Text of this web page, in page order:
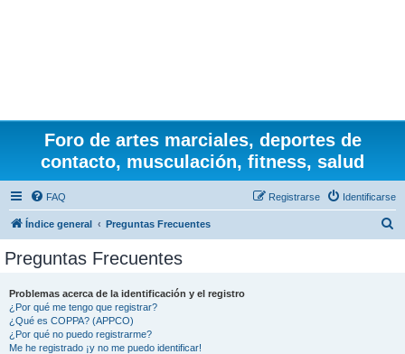
Foro de artes marciales, deportes de
contacto, musculación, fitness, salud
FAQ Identificarse
Registrarse
Índice general Preguntas Frecuentes
Preguntas Frecuentes
Problemas acerca de la identificación y el registro
¿Por qué me tengo que registrar?
¿Qué es COPPA? (APPCO)
¿Por qué no puedo registrarme?
Me he registrado ¡y no me puedo identificar!